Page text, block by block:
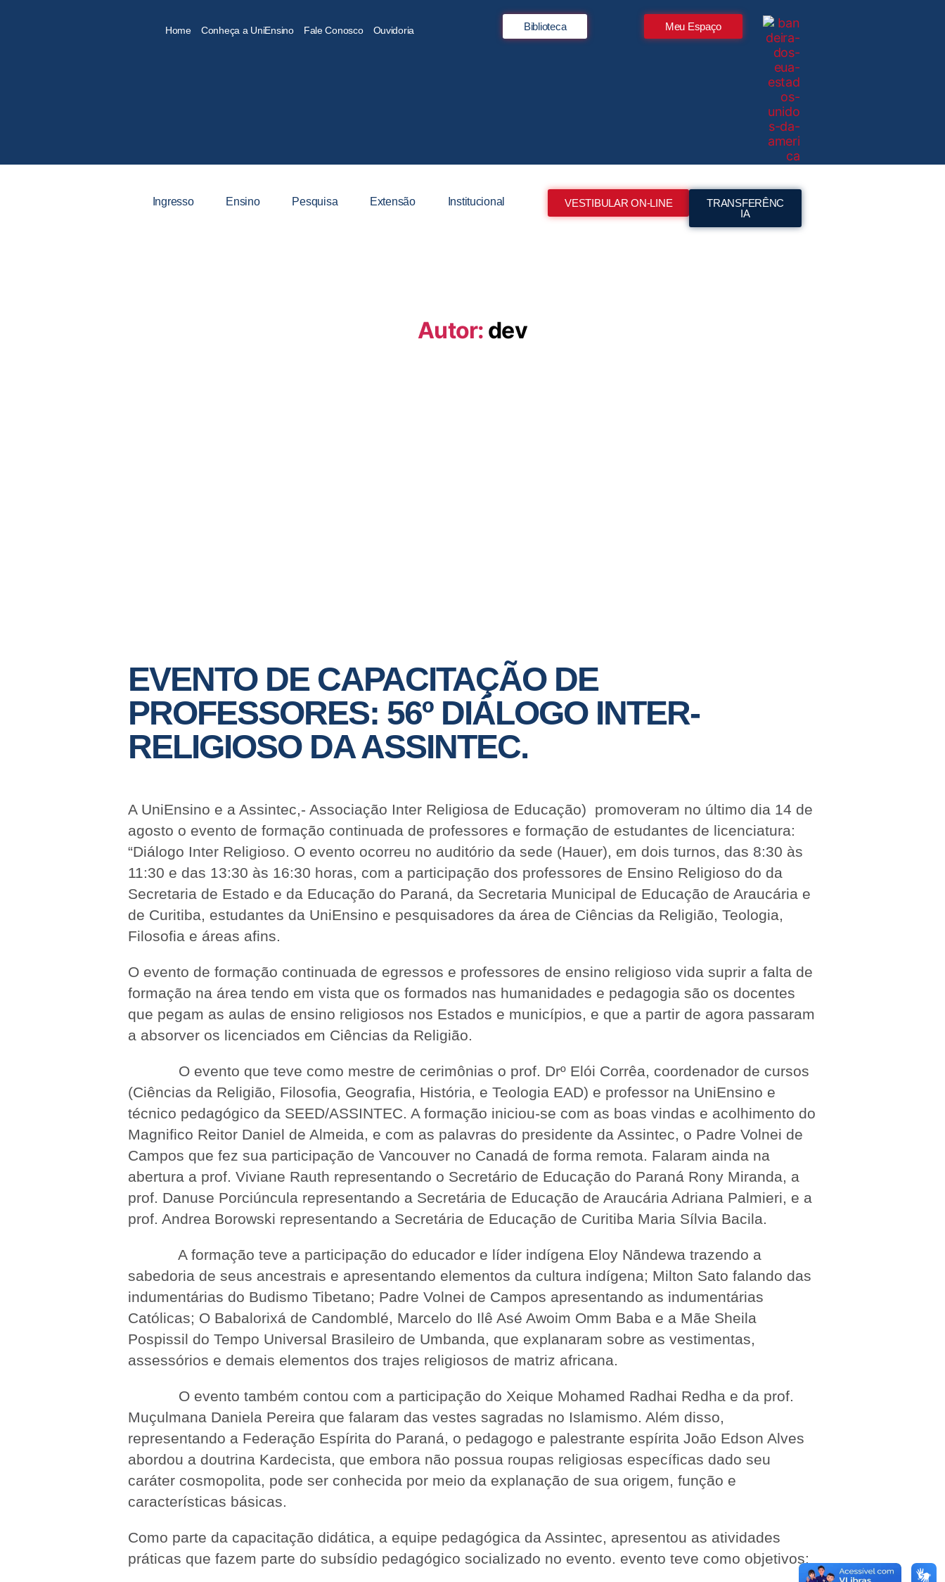
Home Conheça a UniEnsino Fale Conosco Ouvidoria Biblioteca Meu Espaço
Ingresso Ensino Pesquisa Extensão Institucional VESTIBULAR ON-LINE
TRANSFERÊNC
IA
Autor: dev
EVENTO DE CAPACITAÇÃO DE
PROFESSORES: 56º DIÁLOGO INTER-
RELIGIOSO DA ASSINTEC.
A UniEnsino e a Assintec,- Associação Inter Religiosa de Educação) promoveram no último dia 14 de
agosto o evento de formação continuada de professores e formação de estudantes de licenciatura:
“Diálogo Inter Religioso. O evento ocorreu no auditório da sede (Hauer), em dois turnos, das 8:30 às
11:30 e das 13:30 às 16:30 horas, com a participação dos professores de Ensino Religioso do da
Secretaria de Estado e da Educação do Paraná, da Secretaria Municipal de Educação de Araucária e
de Curitiba, estudantes da UniEnsino e pesquisadores da área de Ciências da Religião, Teologia,
Filosofia e áreas afins.
O evento de formação continuada de egressos e professores de ensino religioso vida suprir a falta de
formação na área tendo em vista que os formados nas humanidades e pedagogia são os docentes
que pegam as aulas de ensino religiosos nos Estados e municípios, e que a partir de agora passaram
a absorver os licenciados em Ciências da Religião.
O evento que teve como mestre de cerimônias o prof. Drº Elói Corrêa, coordenador de cursos
(Ciências da Religião, Filosofia, Geografia, História, e Teologia EAD) e professor na UniEnsino e
técnico pedagógico da SEED/ASSINTEC. A formação iniciou-se com as boas vindas e acolhimento do
Magnifico Reitor Daniel de Almeida, e com as palavras do presidente da Assintec, o Padre Volnei de
Campos que fez sua participação de Vancouver no Canadá de forma remota. Falaram ainda na
abertura a prof. Viviane Rauth representando o Secretário de Educação do Paraná Rony Miranda, a
prof. Danuse Porciúncula representando a Secretária de Educação de Araucária Adriana Palmieri, e a
prof. Andrea Borowski representando a Secretária de Educação de Curitiba Maria Sílvia Bacila.
A formação teve a participação do educador e líder indígena Eloy Nãndewa trazendo a
sabedoria de seus ancestrais e apresentando elementos da cultura indígena; Milton Sato falando das
indumentárias do Budismo Tibetano; Padre Volnei de Campos apresentando as indumentárias
Católicas; O Babalorixá de Candomblé, Marcelo do Ilê Asé Awoim Omm Baba e a Mãe Sheila
Pospissil do Tempo Universal Brasileiro de Umbanda, que explanaram sobre as vestimentas,
assessórios e demais elementos dos trajes religiosos de matriz africana.
O evento também contou com a participação do Xeique Mohamed Radhai Redha e da prof.
Muçulmana Daniela Pereira que falaram das vestes sagradas no Islamismo. Além disso,
representando a Federação Espírita do Paraná, o pedagogo e palestrante espírita João Edson Alves
abordou a doutrina Kardecista, que embora não possua roupas religiosas específicas dado seu
caráter cosmopolita, pode ser conhecida por meio da explanação de sua origem, função e
características básicas.
Como parte da capacitação didática, a equipe pedagógica da Assintec, apresentou as atividades
práticas que fazem parte do subsídio pedagógico socializado no evento. evento teve como objetivos: